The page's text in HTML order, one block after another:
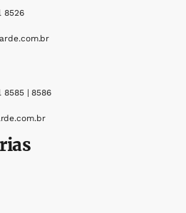
8526
8585 | 8586